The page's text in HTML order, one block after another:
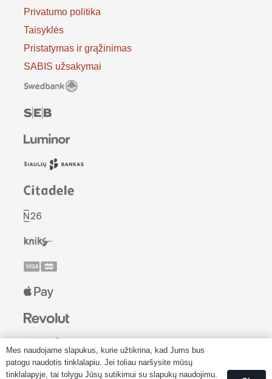
Privatumo politika
Taisyklės
Pristatymas ir grąžinimas
SABIS užsakymai
Mes naudojame slapukus, kurie užtikrina, kad Jums bus
patogu naudotis tinklalapiu. Jei toliau naršysite mūsų
tinklalapyje, tai tolygu Jūsų sutikimui su slapukų naudojimu.